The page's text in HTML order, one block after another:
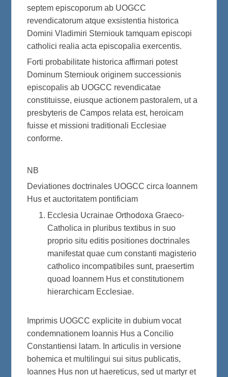
septem episcoporum ab UOGCC
revendicatorum atque exsistentia historica
Domini Vladimiri Sterniouk tamquam episcopi
catholici realia acta episcopalia exercentis.
Forti probabilitate historica affirmari potest
Dominum Sterniouk originem successionis
episcopalis ab UOGCC revendicatae
constituisse, eiusque actionem pastoralem, ut a
presbyteris de Campos relata est, heroicam
fuisse et missioni traditionali Ecclesiae
conforme.
NB
Deviationes doctrinales UOGCC circa Ioannem
Hus et auctoritatem pontificiam
Ecclesia Ucrainae Orthodoxa Graeco-
Catholica in pluribus textibus in suo
proprio situ editis positiones doctrinales
manifestat quae cum constanti magisterio
catholico incompatibiles sunt, praesertim
quoad Ioannem Hus et constitutionem
hierarchicam Ecclesiae.
Imprimis UOGCC explicite in dubium vocat
condemnationem Ioannis Hus a Concilio
Constantiensi latam. In articulis in versione
bohemica et multilingui sui situs publicatis,
Ioannes Hus non ut haereticus, sed ut martyr et